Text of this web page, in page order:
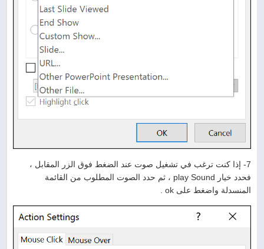
7- إذا كنت ترغب في تشغيل صوت عند الضغط فوق الزر المقابل ،
فحدد خيار play Sound ، ثم حدد الصوت المطلوب من القائمة
المنسدلة واضغط على ok .